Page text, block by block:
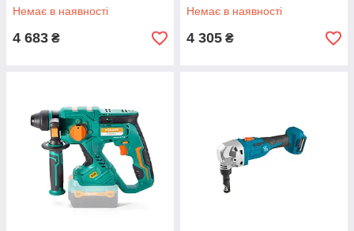
Немає в наявності
4 683 ₴
Немає в наявності
4 305 ₴